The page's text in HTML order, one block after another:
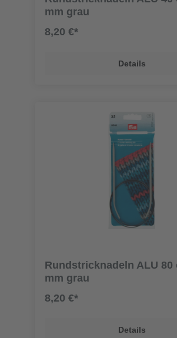
mm grau
8,20 €*
Details
Rundstricknadeln ALU 80
mm grau
8,20 €*
Details